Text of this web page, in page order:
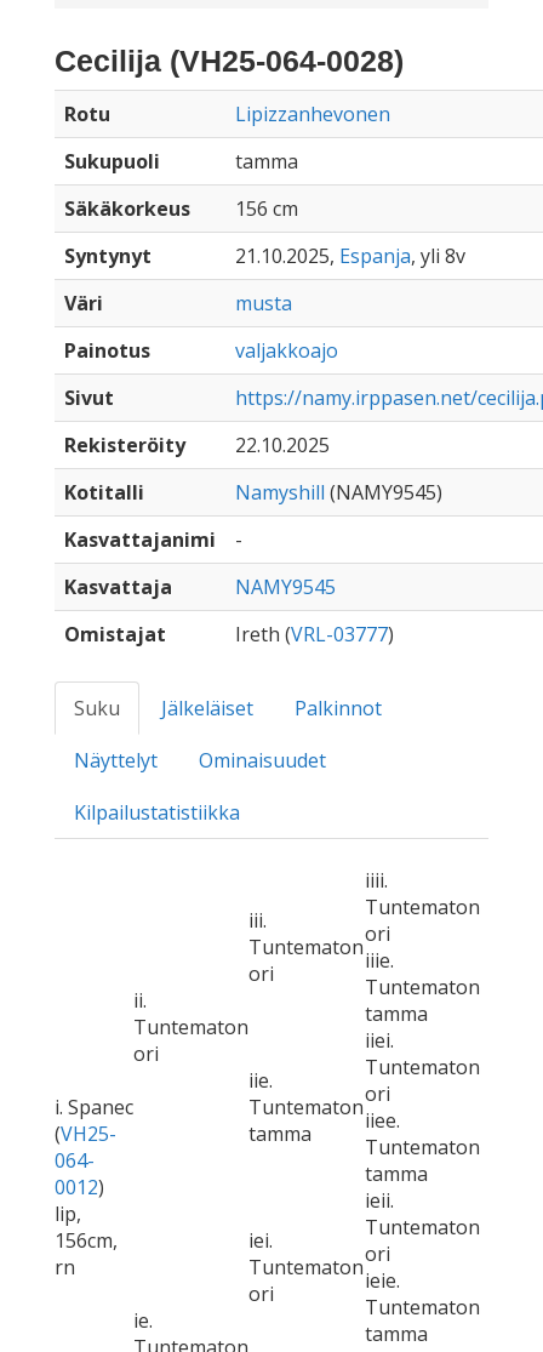
Cecilija (VH25-064-0028)
Rotu
Lipizzanhevonen
Sukupuoli
tamma
Säkäkorkeus
156 cm
Syntynyt
21.10.2025, Espanja, yli 8v
Väri
musta
Painotus
valjakkoajo
Sivut
https://namy.irppasen.net/
Rekisteröity
22.10.2025
Kotitalli
Namyshill (NAMY9545)
Kasvattajanimi
-
Kasvattaja
NAMY9545
Omistajat
Ireth (VRL-03777)
Suku Jälkeläiset
Palkinnot
Näyttelyt
Ominaisuudet
Kilpailustatistiikka
i. Spanec
(VH25-
064-
0012)
lip,
156cm,
rn
ii.
Tuntematon
ori
iii.
Tuntematon
ori
iiii.
Tuntematon
ori
iiie.
Tuntematon
tamma
iie.
Tuntematon
tamma
iiei.
Tuntematon
ori
iiee.
Tuntematon
tamma
ie.
iei.
Tuntematon
ori
ieii.
Tuntematon
ori
ieie.
Tuntematon
tamma